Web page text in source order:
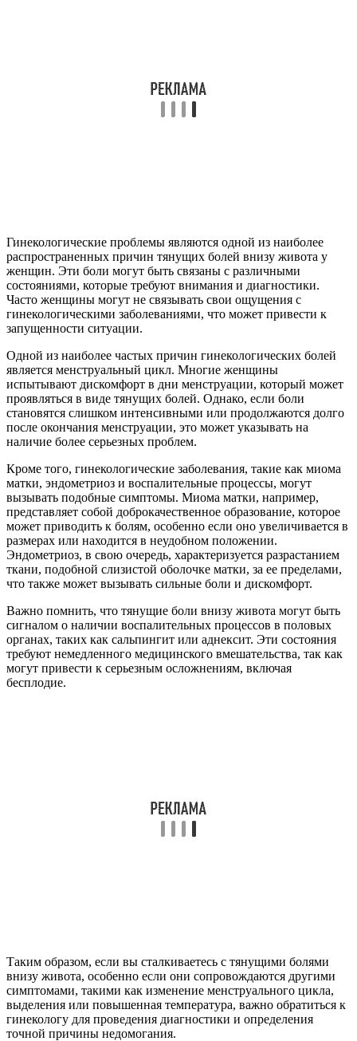
Гинекологические проблемы являются одной из наиболее
распространенных причин тянущих болей внизу живота у
женщин. Эти боли могут быть связаны с различными
состояниями, которые требуют внимания и диагностики.
Часто женщины могут не связывать свои ощущения с
гинекологическими заболеваниями, что может привести к
запущенности ситуации.
Одной из наиболее частых причин гинекологических болей
является менструальный цикл. Многие женщины
испытывают дискомфорт в дни менструации, который может
проявляться в виде тянущих болей. Однако, если боли
становятся слишком интенсивными или продолжаются долго
после окончания менструации, это может указывать на
наличие более серьезных проблем.
Кроме того, гинекологические заболевания, такие как миома
матки, эндометриоз и воспалительные процессы, могут
вызывать подобные симптомы. Миома матки, например,
представляет собой доброкачественное образование, которое
может приводить к болям, особенно если оно увеличивается в
размерах или находится в неудобном положении.
Эндометриоз, в свою очередь, характеризуется разрастанием
ткани, подобной слизистой оболочке матки, за ее пределами,
что также может вызывать сильные боли и дискомфорт.
Важно помнить, что тянущие боли внизу живота могут быть
сигналом о наличии воспалительных процессов в половых
органах, таких как сальпингит или аднексит. Эти состояния
требуют немедленного медицинского вмешательства, так как
могут привести к серьезным осложнениям, включая
бесплодие.
Таким образом, если вы сталкиваетесь с тянущими болями
внизу живота, особенно если они сопровождаются другими
симптомами, такими как изменение менструального цикла,
выделения или повышенная температура, важно обратиться к
гинекологу для проведения диагностики и определения
точной причины недомогания.